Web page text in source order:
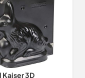
Kaiser 3D